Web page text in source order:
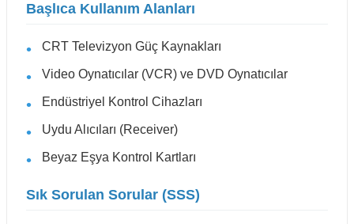
Başlıca Kullanım Alanları
CRT Televizyon Güç Kaynakları
Video Oynatıcılar (VCR) ve DVD Oynatıcılar
Endüstriyel Kontrol Cihazları
Uydu Alıcıları (Receiver)
Beyaz Eşya Kontrol Kartları
Sık Sorulan Sorular (SSS)